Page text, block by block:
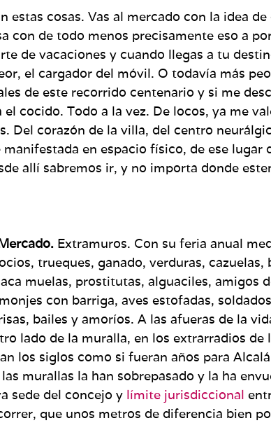
estas cosas. Vas al mercado con la idea
con de todo menos precisamente eso a
de vacaciones y cuando llegas a tu
el cargador del móvil. O todavía más
de este recorrido centenario y si me
cocido. Todo a la vez. De locos, ya me
Del corazón de la villa, del centro
en espacio físico, de ese
allí sabremos ir, y no importa donde
Extramuros. Con su feria anual
trueques, ganado, verduras,
muelas, prostitutas, alguaciles, amigos
con barriga, aves estofadas,
bailes y amoríos. A las afueras de la
lado de la muralla, en los extrarradios
los siglos como si fueran años para
murallas la han sobrepasado y la ha
sede del concejo y límite jurisdiccional
que unos metros de diferencia bien